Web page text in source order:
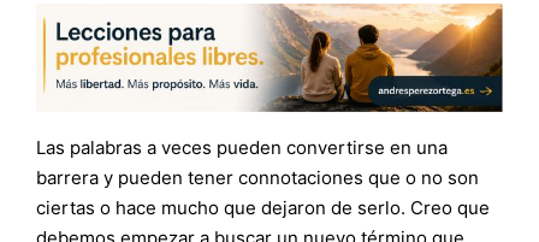
Las palabras a veces pueden convertirse en una
barrera y pueden tener connotaciones que o no son
ciertas o hace mucho que dejaron de serlo. Creo que